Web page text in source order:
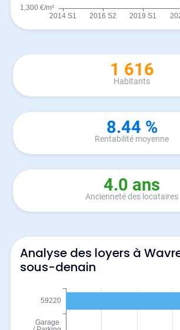
1 616
Habitants
8.44 %
Rentabilité moyenne
4.0 ans
Ancienneté des locataires
Analyse des loyers à
sous-denain